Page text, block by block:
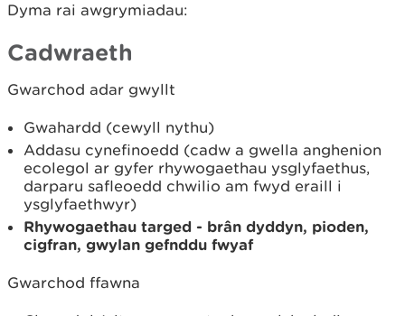
Dyma rai awgrymiadau:
Cadwraeth
Gwarchod adar gwyllt
Gwahardd (cewyll nythu)
Addasu cynefinoedd (cadw a gwella anghenion
ecolegol ar gyfer rhywogaethau ysglyfaethus,
darparu safleoedd chwilio am fwyd eraill i
ysglyfaethwyr)
Rhywogaethau targed - brân dyddyn, pioden,
cigfran, gwylan gefnddu fwyaf
Gwarchod ffawna